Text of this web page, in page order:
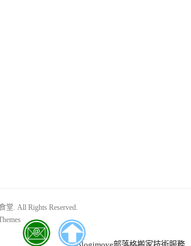
堂. All Rights Reserved.